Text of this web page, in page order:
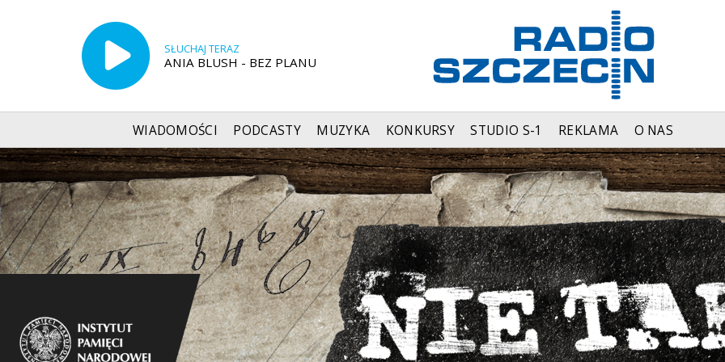
SŁUCHAJ TERAZ
ANIA BLUSH - BEZ PLANU
WIADOMOŚCI PODCASTY MUZYKA KONKURSY STUDIO S-1 REKLAMA O NAS